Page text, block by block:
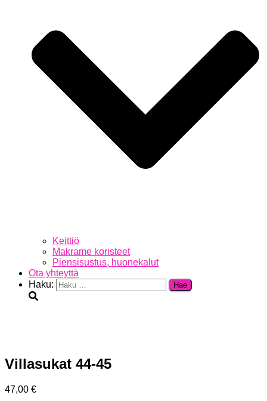
Keittiö
Makrame koristeet
Piensisustus, huonekalut
Ota yhteyttä
Haku:
Villasukat 44-45
47,00 €